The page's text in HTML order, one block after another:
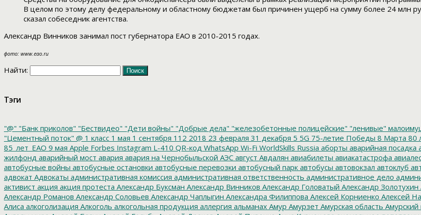
В целом по этому делу федеральному и областному бюджетам был причинен ущерб на сумму более 24 млн
сказал собеседник агентства.
Александр Винников занимал пост губернатора ЕАО в 2010-2015 годах.
фото: www.eao.ru
Найти:
Тэги
"@" "Банк приколов" "Бествидео" "Дети войны" "Добрые дела" "железобетонные полицейские" "ленивые"
"Цементный поток" @ 1 класс 1 мая 1 сентября 112 2018 23 февраля 31 декабря 5 5G 75-летие Победы 8 Марта 80
85_лет_ЕАО 9 мая Apple Forbes Instagram L-410 QR-код WhatsApp Wi-Fi WorldSkills Russia аборты аварийная посадка
жилфонд аварийный мост авария авария на Чернобыльской АЭС август Авдалян авиабилеты авиакатастрофа
автобусные войны автобусные остановки автобусные перевозки автобусный парк автобусы автовокзал автоклуб
адвокат Адвокаты административная комиссия административная ответственность административное дело
активист акция акция протеста Александр Буксман Александр Винников Александр Головатый Александр Золотухин
Александр Романов Александр Соловьев Александр Чаплыгин Александра Филиппова Алексей Корниенко Алексей
Алиса алкоголизация Алкоголь алкогольная продукция аллергия альманах Амур Амурзет Амурская область Амурский